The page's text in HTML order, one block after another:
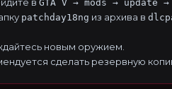
GTA V → mods → update
patchday18ng из архива в
новым оружием.
сделать резервную